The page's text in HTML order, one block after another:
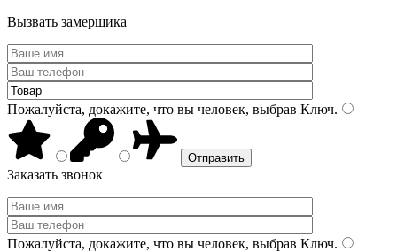
Вызвать замерщика
Пожалуйста, докажите, что вы человек, выбрав Ключ.
Заказать звонок
Пожалуйста, докажите, что вы человек, выбрав Ключ.